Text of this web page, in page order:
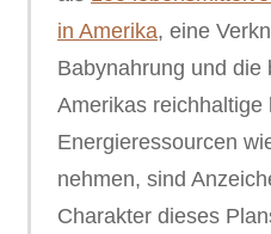
in Amerika, eine
Babynahrung und die
Amerikas reichhaltige
Energieressourcen
nehmen, sind
Charakter dieses